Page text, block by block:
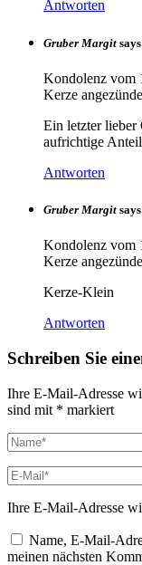
Antworten
Gruber Margit
Kondolenz vom
Kerze
Ein letzter lieber
aufrichtige
Antworten
Gruber Margit
Kondolenz vom
Kerze
Kerze-Klein
Antworten
Schreiben Sie
Ihre E-Mail-Adresse
sind mit * markiert
Ihre E-Mail-Adresse
Name, E-Mail-
meinen nächsten